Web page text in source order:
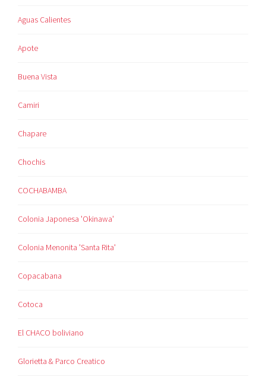
Aguas Calientes
Apote
Buena Vista
Camiri
Chapare
Chochis
COCHABAMBA
Colonia Japonesa 'Okinawa'
Colonia Menonita 'Santa Rita'
Copacabana
Cotoca
El CHACO boliviano
Glorietta & Parco Creatico